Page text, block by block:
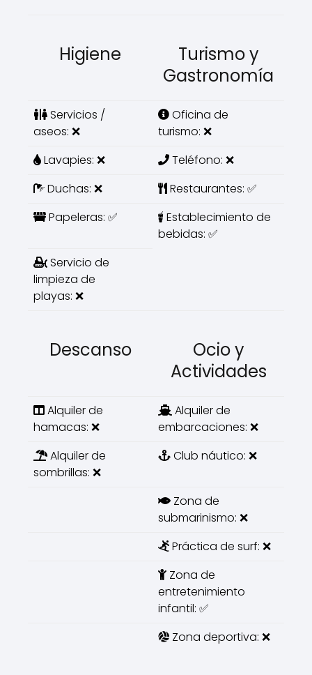
Higiene
Turismo y
Gastronomía
Servicios /
aseos: ❌
Oficina de
turismo: ❌
Lavapies: ❌
Teléfono: ❌
Duchas: ❌
Restaurantes: ✅
Papeleras: ✅
Establecimiento de
bebidas: ✅
Servicio de
limpieza de
playas: ❌
Descanso
Ocio y
Actividades
Alquiler de
hamacas: ❌
Alquiler de
embarcaciones: ❌
Alquiler de
sombrillas: ❌
Club náutico: ❌
Zona de
submarinismo: ❌
Práctica de surf: ❌
Zona de
entretenimiento
infantil: ✅
Zona deportiva: ❌